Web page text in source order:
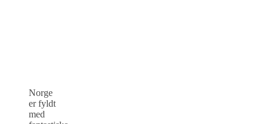
Norge
er fyldt
med